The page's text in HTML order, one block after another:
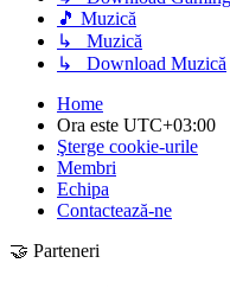
🎵 Muzică
↳ Muzică
↳ Download Muzică
Home
Ora este UTC+03:00
Şterge cookie-urile
Membri
Echipa
Contactează-ne
🤝 Parteneri